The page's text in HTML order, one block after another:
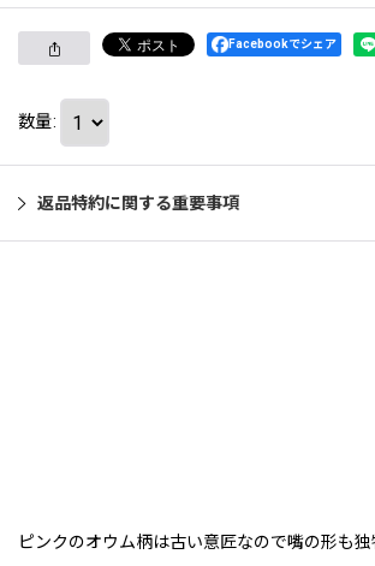
Facebookでシェア
数量:
返品特約に関する重要事項
ピンクのオウム柄は古い意匠なので嘴の形も